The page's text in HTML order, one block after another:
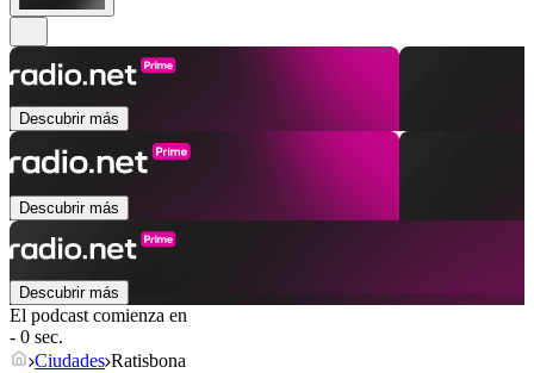
Descubrir más
Descubrir más
Descubrir más
El podcast comienza en
- 0 sec.
Ciudades Ratisbona